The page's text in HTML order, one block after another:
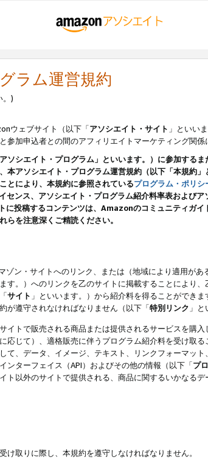
ラム運営規約
。)
ウェブサイト（以下「アソシエイト・サイト 」といい
参加申込者との間のアフィリエイトマーケティング関係
ソシエイト・プログラム」といいます。）に参加する
アソシエイト・プログラム運営規約（以下「本規約
とにより、本規約に参照されているプログラム・ポリシ
センス、アソシエイト・プログラム紹介料率表および
投稿するコンテンツは、Amazonのコミュニティガイ
らを注意深くご精読ください。
ゾン・サイトへのリンク、または（地域により適用があ
す。）へのリンクを乙のサイトに掲載することにより
サイト 」といいます。）から紹介料を得ることができ
が遵守されなければなりません（以下「特別リンク 」と
トで販売される商品または提供されるサービスを購入
応じて）、適格販売に伴うプログラム紹介料を受け取
て、データ、イメージ、テキスト、リンクフォーマッ
ンターフェイス（API）およびその他の情報（以下「プ
ト以外のサイトで提供される、商品に関するいかなる
取りに際し、本規約を遵守しなければなりません。